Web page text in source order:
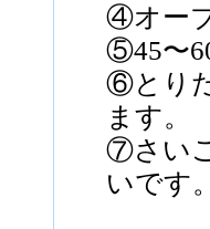
④オー
⑤45〜
⑥とり
ます。
⑦さい
いです